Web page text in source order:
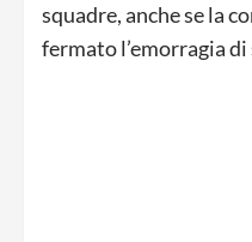
squadre, anche se la
fermato l’emorragia